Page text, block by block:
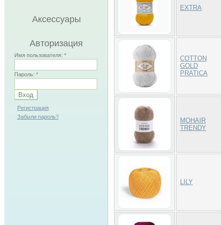
Аксессуары
Авторизация
Имя пользователя: *
Пароль: *
Регистрация
Забыли пароль?
EXTRA
COTTON
GOLD
PRATICA
MOHAIR
TRENDY
LILY